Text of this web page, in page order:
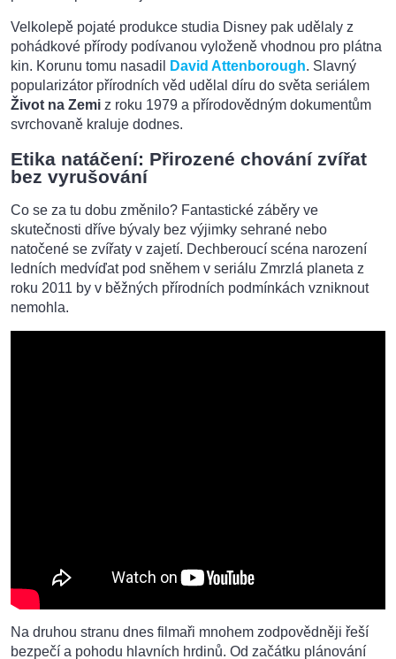
Velkolepě pojaté produkce studia Disney pak udělaly z
pohádkové přírody podívanou vyloženě vhodnou pro plátna
kin. Korunu tomu nasadil
David Attenborough. Slavný
popularizátor přírodních věd udělal díru do světa seriálem
Život na Zemi z roku 1979 a přírodovědným dokumentům
svrchovaně kraluje dodnes.
Etika natáčení: Přirozené chování zvířat
bez vyrušování
Co se za tu dobu změnilo? Fantastické záběry ve
skutečnosti dříve bývaly bez výjimky sehrané nebo
natočené se zvířaty v zajetí. Dechberoucí scéna narození
ledních medvíďat pod sněhem v seriálu Zmrzlá planeta z
roku 2011 by v běžných přírodních podmínkách vzniknout
nemohla.
Na druhou stranu dnes filmaři mnohem zodpovědněji řeší
bezpečí a pohodu hlavních hrdinů. Od začátku plánování